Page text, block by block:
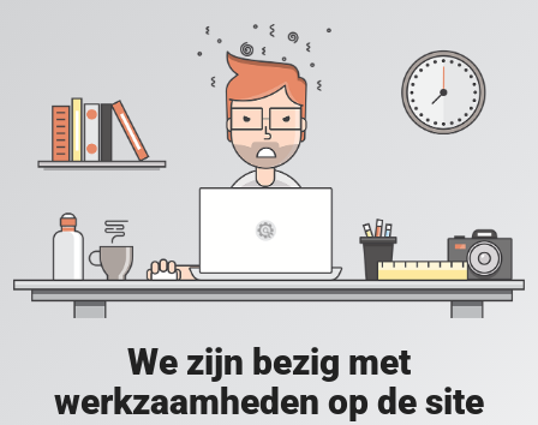
We zijn bezig met
werkzaamheden op de site